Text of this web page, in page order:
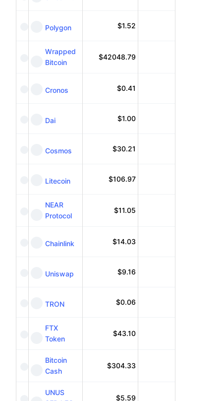
Polygon $1.52
Wrapped
Bitcoin
$42048.79
Cronos $0.41
Dai $1.00
Cosmos $30.21
Litecoin $106.97
NEAR
Protocol
$11.05
Chainlink $14.03
Uniswap $9.16
TRON $0.06
FTX
Token
$43.10
Bitcoin
Cash
$304.33
UNUS
$5.59